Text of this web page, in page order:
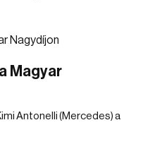
Magyar
Antonelli (Mercedes) a